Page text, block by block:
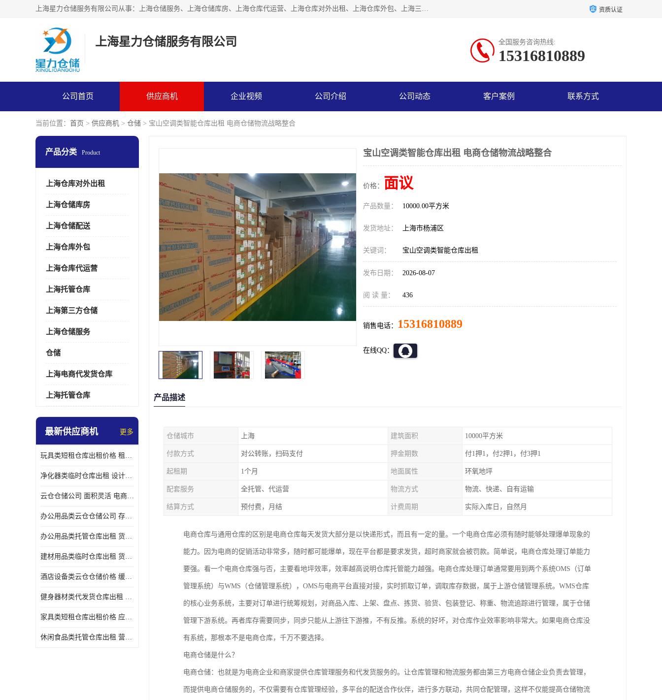
上海星力仓储服务有限公司从事：上海仓储服务、上海仓储库房、上海仓库代运营、上海仓库对外出租、上海仓库外包、上海三方仓储、上海电商仓储代发、上海电商代发货仓库、上海托管仓库、上海仓储配送。上海星力仓储服务有限公司现在拥有100个分仓、10万余平方的标准库房，精炼员工几百名，与几千家客户合作，公司已跻身上海仓储行业前列。欢迎来电咨询！ 资质认证
上海星力仓储服务有限公司 全国服务咨询热线:
15316810889
公司首页 供应商机 企业视频 公司介绍 公司动态 客户案例 联系方式
当前位置： 首页 > 供应商机 > 仓储 > 宝山空调类智能仓库出租 电商仓储物流战略整合
产品分类 Product
上海仓库对外出租
上海仓储库房
上海仓储配送
上海仓库外包
上海仓库代运营
上海托管仓库
上海第三方仓储
上海仓储服务
仓储
上海电商代发货仓库
上海托管仓库
最新供应商机 更多
玩具类短租仓库出租价格 租期灵活 智能电商配套
净化器类临时仓库出租 设计简单 电商仓储物流战略合作
云仓仓储公司 面积灵活 电商仓储物流战略合作
办公用品类云仓仓储公司 存货周转很快 电商仓储物流战略整合
办公用品类托管仓库出租 货物装卸方便 电商仓储物流战略合作
建材用品类临时仓库出租 货物装卸方便 仓储供应链配套
酒店设备类云仓仓储价格 缓解企业储存压力 智能电商配套
健身器材类代发货仓库出租 租期灵活 新媒体平台配套
家具类短租仓库出租价格 应用广泛 智能电商配套
休闲食品类托管仓库出租 营造良好环境氛围 垂直电商配套
宝山空调类智能仓库出租 电商仓储物流战略整合
价格： 面议
产品数量： 10000.00平方米
发货地址： 上海市杨浦区
关键词： 宝山空调类智能仓库出租
发布日期： 2026-08-07
阅 读 量： 436
销售电话： 15316810889
在线QQ：
产品描述
仓储城市 上海 建筑面积 10000平方米
付款方式 对公转账，扫码支付 押金期数 付1押1，付2押1，付3押1
起租期 1个月 地面属性 环氧地坪
配套服务 全托管、代运营 物流方式 物流、快递、自有运输
结算方式 预付费，月结 计费周期 实际入库日，自然月
电商仓库与通用仓库的区别是电商仓库每天发货大部分是以快递形式，而且有一定的量。一个电商仓库必须有随时能够处理爆单现象的
能力。因为电商的促销活动非常多，随时都可能爆单，现在平台都是要求发货，超时商家就会被罚款。简单说，电商仓库处理订单能力
要强。看一个电商仓库强与否，主要看地坪效率，效率越高说明仓库托管能力越强。电商仓库处理订单通常要用到两个系统OMS（订单
管理系统）与WMS（仓储管理系统），OMS与电商平台直接对接，实时抓取订单，调取库存数据，属于上游仓储管理系统。WMS仓库
的核心业务系统，主要对订单进行统筹规划，对商品入库、上架、盘点、拣货、验货、包装登记、称重、物流追踪进行管理，属于仓储
管理下游系统。再者库存需要同步，同步只能从上游往下游推，不有反推。系统的好坏，对仓库作业效率影响非常大。如果电商仓库没
有系统，那根本不是电商仓库，千万不要选择。
电商仓储是什么？
电商仓储：也就是为电商企业和商家提供仓库管理服务和代发货服务的。让仓库管理和物流服务都由第三方电商仓储企业负责去管理，
而提供电商仓储服务的，不仅需要有仓库管理经验，多平台的配送合作伙伴，进行多方联动，共同仓配管理，这样不仅能提高仓储物流